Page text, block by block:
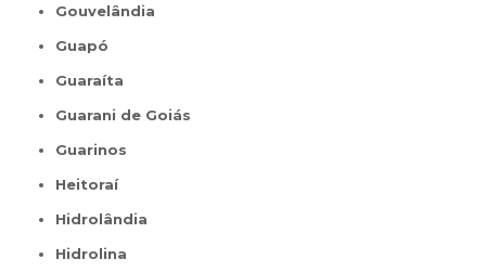
Gouvelândia
Guapó
Guaraíta
Guarani de Goiás
Guarinos
Heitoraí
Hidrolândia
Hidrolina